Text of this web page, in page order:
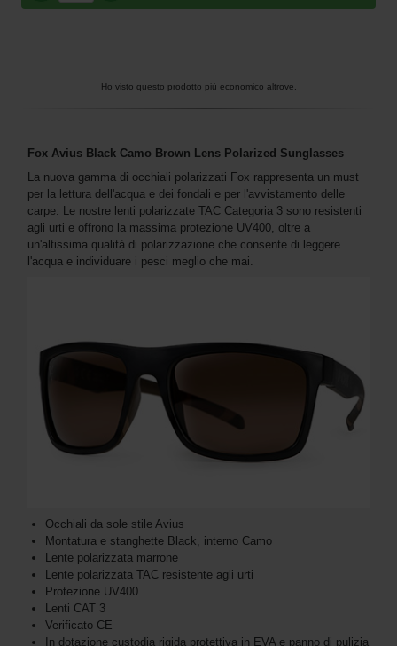
Ho visto questo prodotto più economico altrove.
Fox Avius Black Camo Brown Lens Polarized Sunglasses
La nuova gamma di occhiali polarizzati Fox rappresenta un must
per la lettura dell'acqua e dei fondali e per l'avvistamento delle
carpe. Le nostre lenti polarizzate TAC Categoria 3 sono resistenti
agli urti e offrono la massima protezione UV400, oltre a
un'altissima qualità di polarizzazione che consente di leggere
l'acqua e individuare i pesci meglio che mai.
Occhiali da sole stile Avius
Montatura e stanghette Black, interno Camo
Lente polarizzata marrone
Lente polarizzata TAC resistente agli urti
Protezione UV400
Lenti CAT 3
Verificato CE
In dotazione custodia rigida protettiva in EVA e panno di pulizia